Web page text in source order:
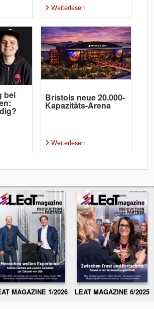
Weiterlesen
bei Bristols neue 20.000-
Kapazitäts-Arena
Weiterlesen
MAGAZINE 1/2026 LEAT MAGAZINE 6/2025